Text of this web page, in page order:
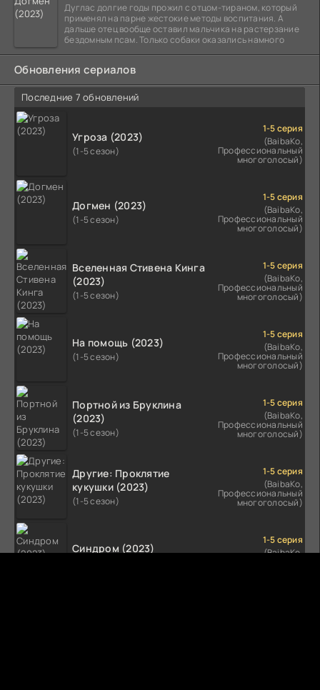
Дуглас долгие годы прожил с отцом-тираном, который
применял на парне жестокие методы воспитания. А
дальше отец вообще оставил мальчика на растерзание
бездомным псам. Только собаки оказались намного
Обновления сериалов
Последние 7 обновлений
Угроза (2023)
(1-5 сезон)
1-5 серия
(BaibaKo,
Профессиональный
многоголосый)
Догмен (2023)
(1-5 сезон)
1-5 серия
(BaibaKo,
Профессиональный
многоголосый)
Вселенная Стивена Кинга
(2023)
(1-5 сезон)
1-5 серия
(BaibaKo,
Профессиональный
многоголосый)
На помощь (2023)
(1-5 сезон)
1-5 серия
(BaibaKo,
Профессиональный
многоголосый)
Портной из Бруклина
(2023)
(1-5 сезон)
1-5 серия
(BaibaKo,
Профессиональный
многоголосый)
Другие: Проклятие
кукушки (2023)
(1-5 сезон)
1-5 серия
(BaibaKo,
Профессиональный
многоголосый)
Синдром (2023)
1-5 серия
(BaibaKo,